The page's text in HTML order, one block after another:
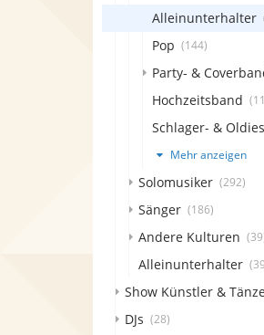
Alleinunterhalter
Pop (144)
Party- &
Hochzeitsband
Schlager- & Oldies
Mehr anzeigen
Solomusiker (292)
Sänger (186)
Andere Kulturen
Alleinunterhalter
Show Künstler &
DJs (28)